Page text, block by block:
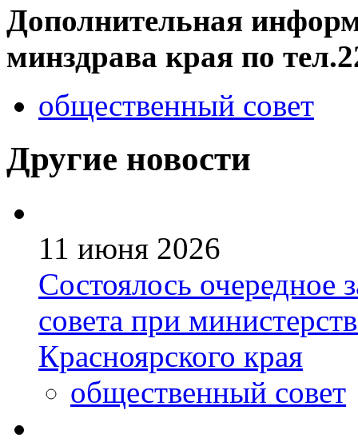
Дополнительная
минздрава края по
общественный совет
Другие новости
11 июня 2026
Состоялось очередное
совета при
Красноярского края
общественный совет